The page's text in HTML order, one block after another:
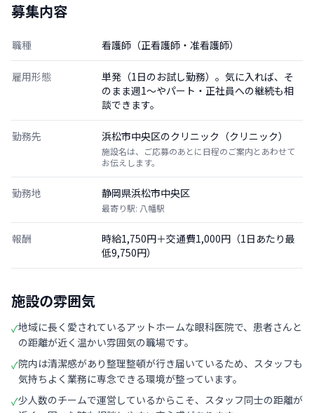
募集内容
職種 看護師（正看護師・准看護師）
雇用形態
単発（1日のお試し勤務）。気に入れば、そ
のまま週1〜やパート・正社員への継続も相
談できます。
勤務先 浜松市中央区のクリニック（クリニック）
施設名は、ご応募のあとに日程のご案内とあわせて
お伝えします。
勤務地 静岡県浜松市中央区
最寄り駅: 八幡駅
報酬
時給1,750円＋交通費1,000円（1日あたり最
低9,750円）
施設の雰囲気
✓地域に長く愛されているアットホームな眼科医院で、患者さんと
の距離が近く温かい雰囲気の職場です。
✓院内は清潔感があり整理整頓が行き届いているため、スタッフも
気持ちよく業務に専念できる環境が整っています。
✓少人数のチームで運営しているからこそ、スタッフ同士の距離が